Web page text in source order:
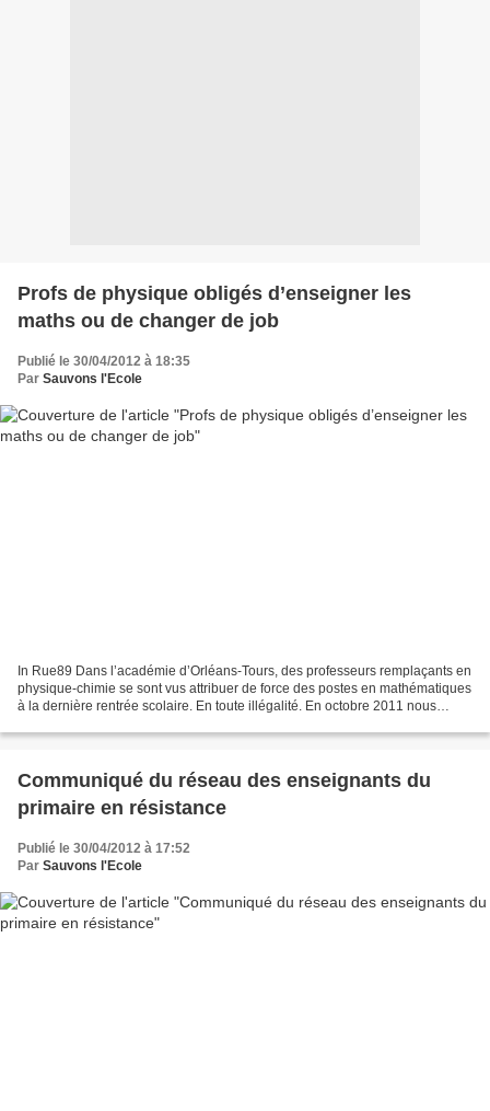
Profs de physique obligés d’enseigner les
maths ou de changer de job
Publié le 30/04/2012 à 18:35
Par Sauvons l'Ecole
In Rue89 Dans l’académie d’Orléans-Tours, des professeurs remplaçants en
physique-chimie se sont vus attribuer de force des postes en mathématiques
à la dernière rentrée scolaire. En toute illégalité. En octobre 2011 nous
Communiqué du réseau des enseignants du
primaire en résistance
Publié le 30/04/2012 à 17:52
Par Sauvons l'Ecole